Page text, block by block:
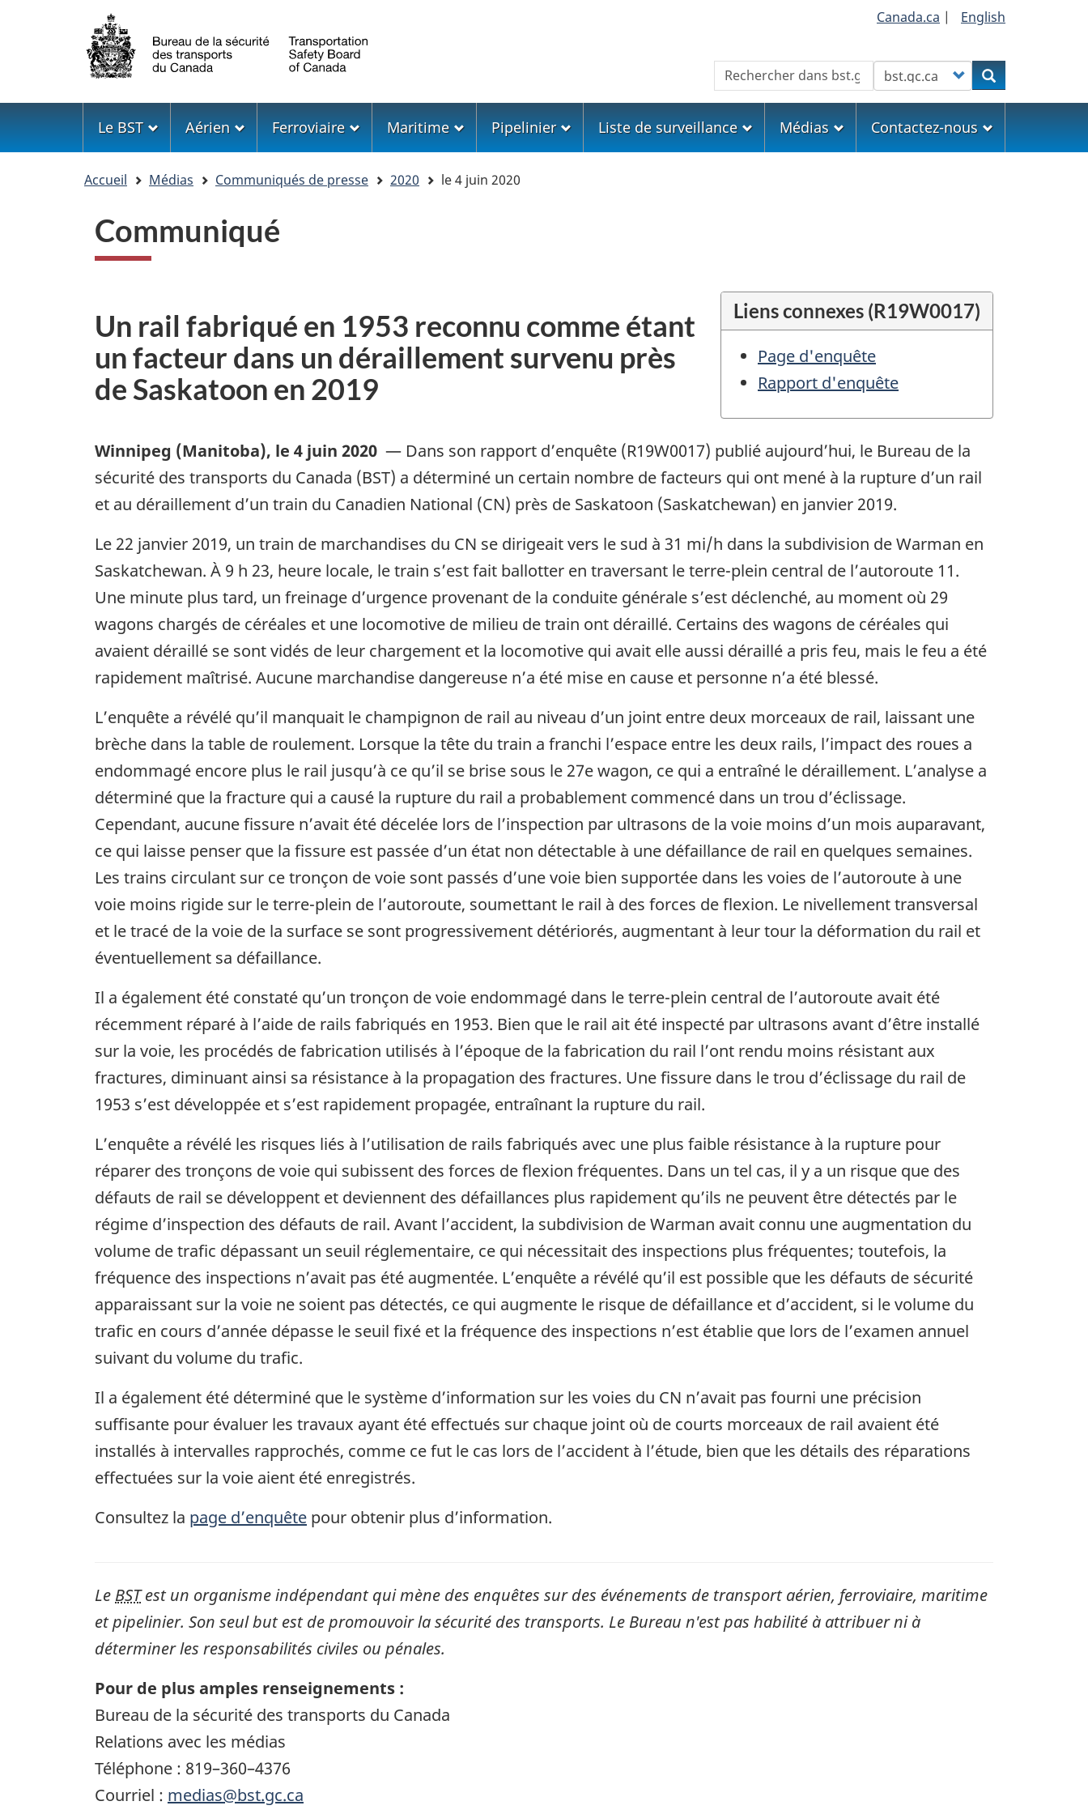
Sélection
de
la
langue
Canada.ca | English
Rechercher Customize your searchRechercher
Menu
Le BST Aérien Ferroviaire Maritime Pipelinier Liste de surveillance Médias Contactez-nous
Accueil Médias Communiqués de presse 2020 le 4 juin 2020
Communiqué
Liens connexes (R19W0017)
Page d'enquête
Rapport d'enquête
Un rail fabriqué en 1953 reconnu comme étant
un facteur dans un déraillement survenu près
de Saskatoon en 2019
Winnipeg (Manitoba), le 4 juin 2020 — Dans son rapport d’enquête (R19W0017) publié aujourd’hui, le Bureau de la
sécurité des transports du Canada (BST) a déterminé un certain nombre de facteurs qui ont mené à la rupture d’un rail
et au déraillement d’un train du Canadien National (CN) près de Saskatoon (Saskatchewan) en janvier 2019.
Le 22 janvier 2019, un train de marchandises du CN se dirigeait vers le sud à 31 mi/h dans la subdivision de Warman en
Saskatchewan. À 9 h 23, heure locale, le train s’est fait ballotter en traversant le terre-plein central de l’autoroute 11.
Une minute plus tard, un freinage d’urgence provenant de la conduite générale s’est déclenché, au moment où 29
wagons chargés de céréales et une locomotive de milieu de train ont déraillé. Certains des wagons de céréales qui
avaient déraillé se sont vidés de leur chargement et la locomotive qui avait elle aussi déraillé a pris feu, mais le feu a été
rapidement maîtrisé. Aucune marchandise dangereuse n’a été mise en cause et personne n’a été blessé.
L’enquête a révélé qu’il manquait le champignon de rail au niveau d’un joint entre deux morceaux de rail, laissant une
brèche dans la table de roulement. Lorsque la tête du train a franchi l’espace entre les deux rails, l’impact des roues a
endommagé encore plus le rail jusqu’à ce qu’il se brise sous le 27e wagon, ce qui a entraîné le déraillement. L’analyse a
déterminé que la fracture qui a causé la rupture du rail a probablement commencé dans un trou d’éclissage.
Cependant, aucune fissure n’avait été décelée lors de l’inspection par ultrasons de la voie moins d’un mois auparavant,
ce qui laisse penser que la fissure est passée d’un état non détectable à une défaillance de rail en quelques semaines.
Les trains circulant sur ce tronçon de voie sont passés d’une voie bien supportée dans les voies de l’autoroute à une
voie moins rigide sur le terre-plein de l’autoroute, soumettant le rail à des forces de flexion. Le nivellement transversal
et le tracé de la voie de la surface se sont progressivement détériorés, augmentant à leur tour la déformation du rail et
éventuellement sa défaillance.
Il a également été constaté qu’un tronçon de voie endommagé dans le terre-plein central de l’autoroute avait été
récemment réparé à l’aide de rails fabriqués en 1953. Bien que le rail ait été inspecté par ultrasons avant d’être installé
sur la voie, les procédés de fabrication utilisés à l’époque de la fabrication du rail l’ont rendu moins résistant aux
fractures, diminuant ainsi sa résistance à la propagation des fractures. Une fissure dans le trou d’éclissage du rail de
1953 s’est développée et s’est rapidement propagée, entraînant la rupture du rail.
L’enquête a révélé les risques liés à l’utilisation de rails fabriqués avec une plus faible résistance à la rupture pour
réparer des tronçons de voie qui subissent des forces de flexion fréquentes. Dans un tel cas, il y a un risque que des
défauts de rail se développent et deviennent des défaillances plus rapidement qu’ils ne peuvent être détectés par le
régime d’inspection des défauts de rail. Avant l’accident, la subdivision de Warman avait connu une augmentation du
volume de trafic dépassant un seuil réglementaire, ce qui nécessitait des inspections plus fréquentes; toutefois, la
fréquence des inspections n’avait pas été augmentée. L’enquête a révélé qu’il est possible que les défauts de sécurité
apparaissant sur la voie ne soient pas détectés, ce qui augmente le risque de défaillance et d’accident, si le volume du
trafic en cours d’année dépasse le seuil fixé et la fréquence des inspections n’est établie que lors de l’examen annuel
suivant du volume du trafic.
Il a également été déterminé que le système d’information sur les voies du CN n’avait pas fourni une précision
suffisante pour évaluer les travaux ayant été effectués sur chaque joint où de courts morceaux de rail avaient été
installés à intervalles rapprochés, comme ce fut le cas lors de l’accident à l’étude, bien que les détails des réparations
effectuées sur la voie aient été enregistrés.
Consultez la page d’enquête pour obtenir plus d’information.
Le BSTest un organisme indépendant qui mène des enquêtes sur des événements de transport aérien, ferroviaire, maritime
et pipelinier. Son seul but est de promouvoir la sécurité des transports. Le Bureau n'est pas habilité à attribuer ni à
déterminer les responsabilités civiles ou pénales.
Pour de plus amples renseignements :
Bureau de la sécurité des transports du Canada
Relations avec les médias
Téléphone : 819–360–4376
Courriel : medias@bst.gc.ca